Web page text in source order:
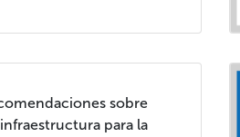
sobre
para la